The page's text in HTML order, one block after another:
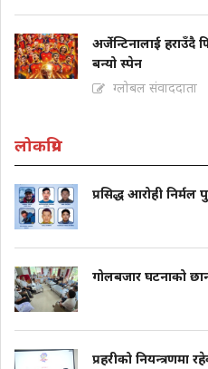
अर्जेन्टिनालाई
बन्यो स्पेन
ग्लोबल संवाददाता
लोकप्रिय
प्रसिद्ध आरोही
गोलबजार घटनाको
प्रहरीको नियन्त्रणमा